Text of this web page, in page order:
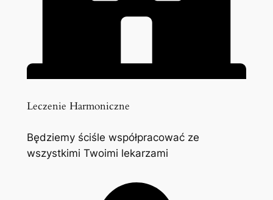
Leczenie Harmoniczne
Będziemy ściśle współpracować ze
wszystkimi Twoimi lekarzami